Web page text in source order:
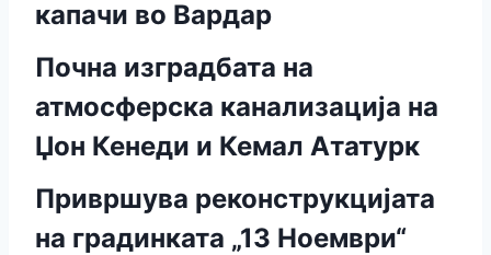
капачи во Вардар
Почна изградбата на
атмосферска канализација на
Џон Кенеди и Кемал Ататурк
Привршува реконструкцијата
на градинката „13 Ноември“